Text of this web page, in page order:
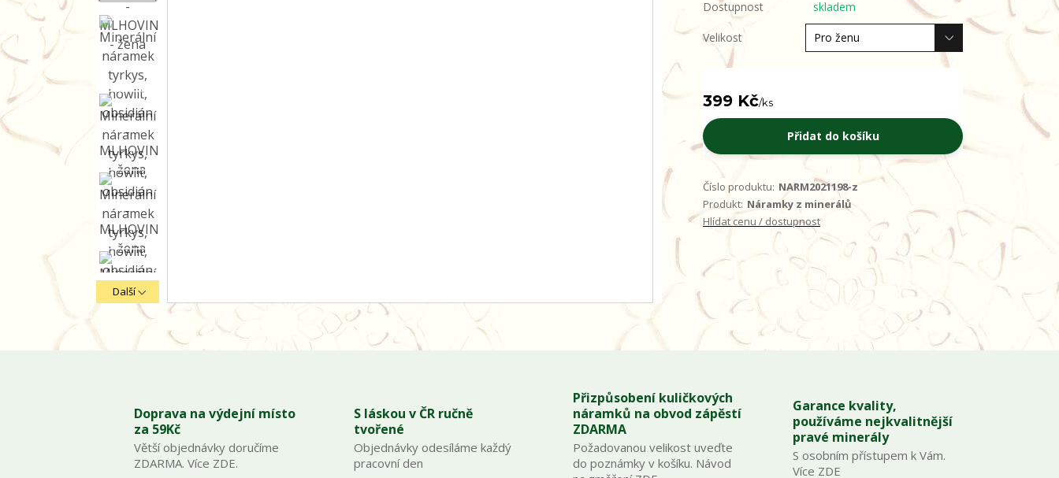
Další
Dostupnost skladem
Velikost
399 Kč/ks
Přidat do košíku
Číslo produktu: NARM2021198-z
Produkt: Náramky z minerálů
Hlídat cenu / dostupnost
Doprava na výdejní místo
za 59Kč
Větší objednávky doručíme
ZDARMA. Více ZDE.
S láskou v ČR ručně
tvořené
Objednávky odesíláme každý
pracovní den
Přizpůsobení kuličkových
náramků na obvod zápěstí
ZDARMA
Požadovanou velikost uveďte
do poznámky v košíku. Návod
Garance kvality,
používáme nejkvalitnější
pravé minerály
S osobním přístupem k Vám.
Více ZDE